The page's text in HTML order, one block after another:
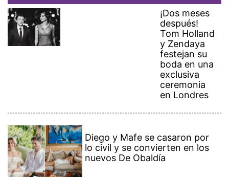
¡Dos meses
después!
Tom Holland
y Zendaya
festejan su
boda en una
exclusiva
ceremonia
en Londres
Diego y Mafe se casaron por
lo civil y se convierten en los
nuevos De Obaldía